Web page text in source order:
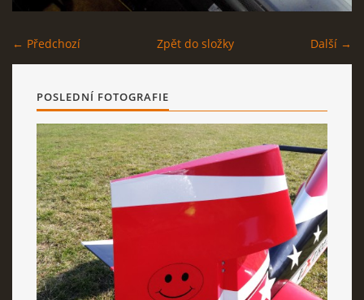
DISKUZE
ZÁLIBY
NAVIJÁK PRO START VĚTRONĚ
AKCE PRO ROK 2016
PLOCHA HOLEŠOV
RcAeroHolešov
← Předchozí Další →
Zpět do složky
POSLEDNÍ FOTOGRAFIE